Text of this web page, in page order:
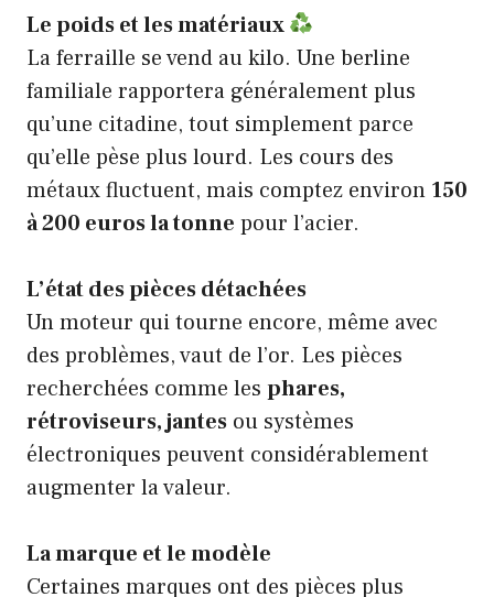
Le poids et les matériaux
La ferraille se vend au kilo. Une berline
familiale rapportera généralement plus
qu’une citadine, tout simplement parce
qu’elle pèse plus lourd. Les cours des
métaux fluctuent, mais comptez environ 150
à 200 euros la tonne pour l’acier.
L’état des pièces détachées
Un moteur qui tourne encore, même avec
des problèmes, vaut de l’or. Les pièces
recherchées comme les phares,
rétroviseurs, jantes ou systèmes
électroniques peuvent considérablement
augmenter la valeur.
La marque et le modèle
Certaines marques ont des pièces plus